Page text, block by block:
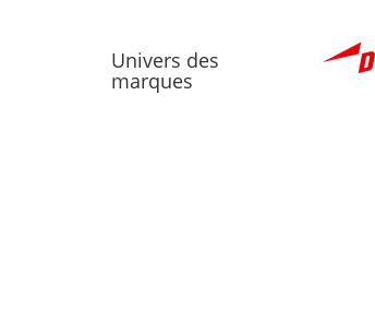
Univers des
marques